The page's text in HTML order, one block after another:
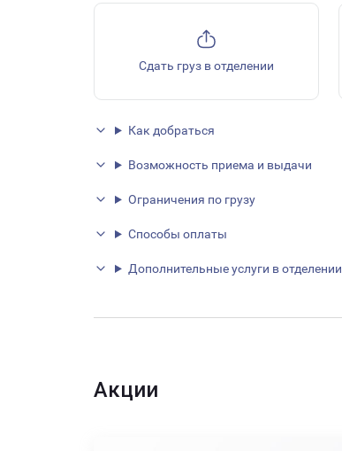
Сдать груз в отделении
Как добраться
Возможность приема и выдачи
Ограничения по грузу
Способы оплаты
Дополнительные услуги в отделении
Акции